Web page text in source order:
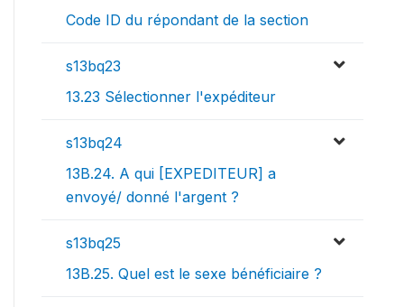
Code ID du répondant de la section
s13bq23
13.23 Sélectionner l'expéditeur
s13bq24
13B.24. A qui [EXPEDITEUR] a
envoyé/ donné l'argent ?
s13bq25
13B.25. Quel est le sexe bénéficiaire ?